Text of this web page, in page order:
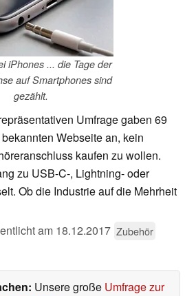
iPhones ... die Tage der
auf Smartphones sind
gezählt.
Umfrage gaben 69
Webseite an, kein
kaufen zu wollen.
zu USB-C-, Lightning- oder
Ob die Industrie auf die Mehrheit
am 18.12.2017 Zubehör
Unsere große Umfrage zur